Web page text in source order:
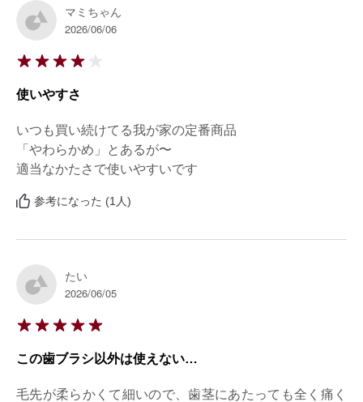
マミちゃん
2026/06/06
使いやすさ
いつも買い続けてる我が家の定番商品
「やわらかめ」とあるが〜
適当なかたさで使いやすいです
参考になった (1人)
たい
2026/06/05
この歯ブラシ以外は使えない…
毛先が柔らかくて細いので、歯茎にあたっても全く痛く